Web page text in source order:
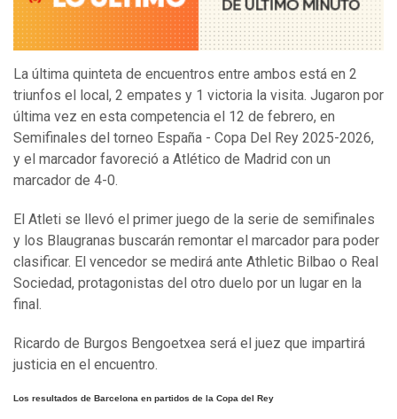
La última quinteta de encuentros entre ambos está en 2
triunfos el local, 2 empates y 1 victoria la visita. Jugaron por
última vez en esta competencia el 12 de febrero, en
Semifinales del torneo España - Copa Del Rey 2025-2026,
y el marcador favoreció a Atlético de Madrid con un
marcador de 4-0.
El Atleti se llevó el primer juego de la serie de semifinales
y los Blaugranas buscarán remontar el marcador para poder
clasificar. El vencedor se medirá ante Athletic Bilbao o Real
Sociedad, protagonistas del otro duelo por un lugar en la
final.
Ricardo de Burgos Bengoetxea será el juez que impartirá
justicia en el encuentro.
Los resultados de Barcelona en partidos de la Copa del Rey